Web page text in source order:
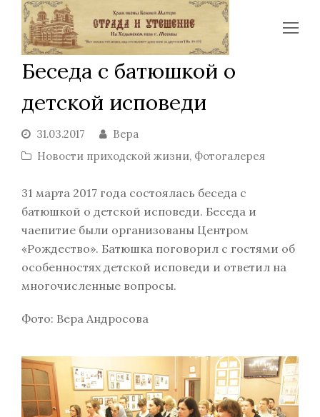
Беседа с батюшкой о
детской исповеди
31.03.2017
Вера
Новости приходской жизни, Фотогалерея
31 марта 2017 года состоялась беседа с
батюшкой о детской исповеди. Беседа и
чаепитие были организованы Центром
«Рождество». Батюшка поговорил с гостями об
особенностях детской исповеди и ответил на
многочисленные вопросы.
Фото: Вера Андросова